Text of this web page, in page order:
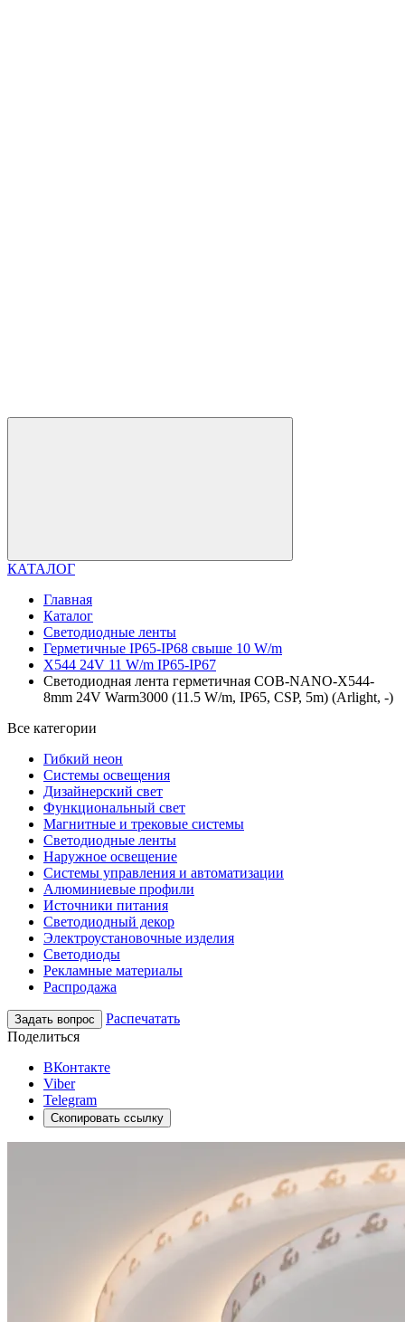
КАТАЛОГ
Главная
Каталог
Светодиодные ленты
Герметичные IP65-IP68 свыше 10 W/m
X544 24V 11 W/m IP65-IP67
Светодиодная лента герметичная COB-NANO-X544-
8mm 24V Warm3000 (11.5 W/m, IP65, CSP, 5m) (Arlight, -)
Все категории
Гибкий неон
Системы освещения
Дизайнерский свет
Функциональный свет
Магнитные и трековые системы
Светодиодные ленты
Наружное освещение
Системы управления и автоматизации
Алюминиевые профили
Источники питания
Светодиодный декор
Электроустановочные изделия
Светодиоды
Рекламные материалы
Распродажа
Задать вопрос
Распечатать
Поделиться
ВКонтакте
Viber
Telegram
Скопировать ссылку